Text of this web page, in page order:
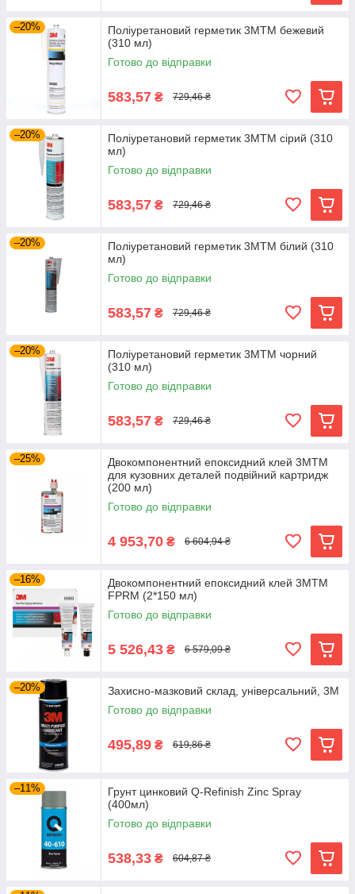
–20%
Поліуретановий герметик 3MTM бежевий
(310 мл)
Готово до відправки
583,57 ₴ 729,46 ₴
–20%
Поліуретановий герметик 3MTM сірий (310
мл)
Готово до відправки
583,57 ₴ 729,46 ₴
–20%
Поліуретановий герметик 3MTM білий (310
мл)
Готово до відправки
583,57 ₴ 729,46 ₴
–20%
Поліуретановий герметик 3MTM чорний
(310 мл)
Готово до відправки
583,57 ₴ 729,46 ₴
–25%
Двокомпонентний епоксидний клей 3MTM
для кузовних деталей подвійний картридж
(200 мл)
Готово до відправки
4 953,70 ₴ 6 604,94 ₴
–16%
Двокомпонентний епоксидний клей 3MTM
FPRM (2*150 мл)
Готово до відправки
5 526,43 ₴ 6 579,09 ₴
–20%
Захисно-мазковий склад, універсальний, 3M
Готово до відправки
495,89 ₴ 619,86 ₴
–11%
Грунт цинковий Q-Refinish Zinc Spray
(400мл)
Готово до відправки
538,33 ₴ 604,87 ₴